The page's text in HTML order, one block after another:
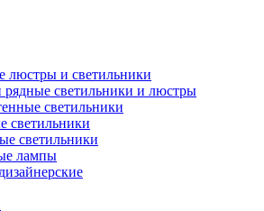
люстры и светильники
рядные светильники и люстры
светильники
светильники
светильники
лампы